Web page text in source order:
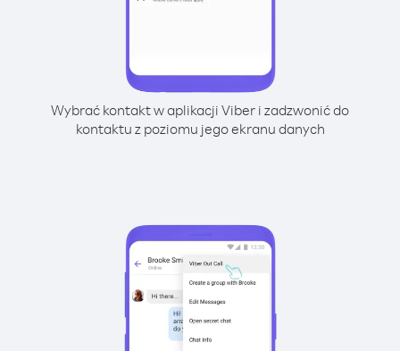
Wybrać kontakt w aplikacji Viber i zadzwonić do
kontaktu z poziomu jego ekranu danych